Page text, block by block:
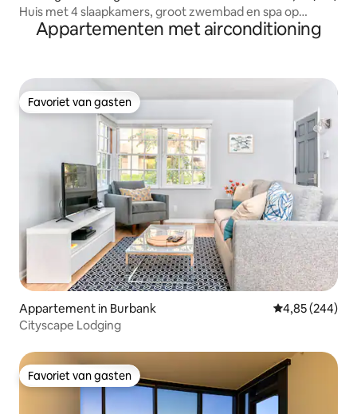
Huis met 4 slaapkamers, groot zwembad en spa op
toplocatie
Appartementen met airconditioning
Favoriet van gasten
Favoriet van gasten
Appartement in Burbank Gemiddelde
4,85 (244)
Cityscape Lodging
Favoriet van gasten
Favoriet van gasten